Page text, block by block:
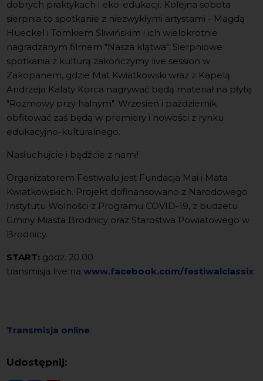
dobrych praktykach i eko-edukacji. Kolejna sobota
sierpnia to spotkanie z niezwykłymi artystami - Magdą
Hueckel i Tomkiem Śliwińskim i ich wielokrotnie
nagradzanym filmem "Nasza klątwa". Sierpniowe
spotkania z kulturą zakończymy live session w
Zakopanem, gdzie Mat Kwiatkowski wraz z Kapelą
Andrzeja Kalaty Korca nagrywać będą materiał na płytę
"Rozmowy przy halnym". Wrzesień i październik
obfitować zaś będą w premiery i nowości z rynku
edukacyjno-kulturalnego.
Nasłuchujcie i bądźcie z nami!
Organizatorem Festiwalu jest Fundacja Mai i Mata
Kwiatkowskich. Projekt dofinansowano z Narodowego
Instytutu Wolności z Programu COVID-19, z budżetu
Gminy Miasta Brodnicy oraz Starostwa Powiatowego w
Brodnicy.
START: godz. 20.00
transmisja live nawww.facebook.com/festiwalclassix
Transmisja online
Udostępnij: